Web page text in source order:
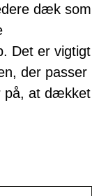
dæk som
Det er vigtigt
der passer
på, at dækket